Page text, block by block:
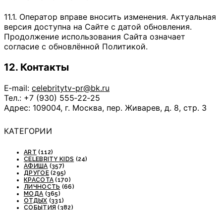
11.1. Оператор вправе вносить изменения. Актуальная
версия доступна на Сайте с датой обновления.
Продолжение использования Сайта означает
согласие с обновлённой Политикой.
12. Контакты
E‑mail: celebritytv-pr@bk.ru
Тел.: +7 (930) 555‑22‑25
Адрес: 109004, г. Москва, пер. Живарев, д. 8, стр. 3
КАТЕГОРИИ
ART (112)
CELEBRITY KIDS (24)
АФИША (357)
ДРУГОЕ(295)
КРАСОТА (170)
ЛИЧНОСТЬ (66)
МОДА (365)
ОТДЫХ (331)
СОБЫТИЯ (382)